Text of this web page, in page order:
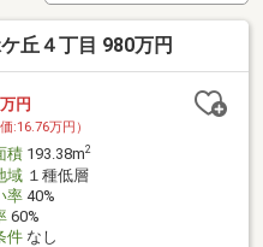
丘４丁目 980万円
万円
:16.76万円）
積193.38m2
域１種低層
率40%
60%
件なし